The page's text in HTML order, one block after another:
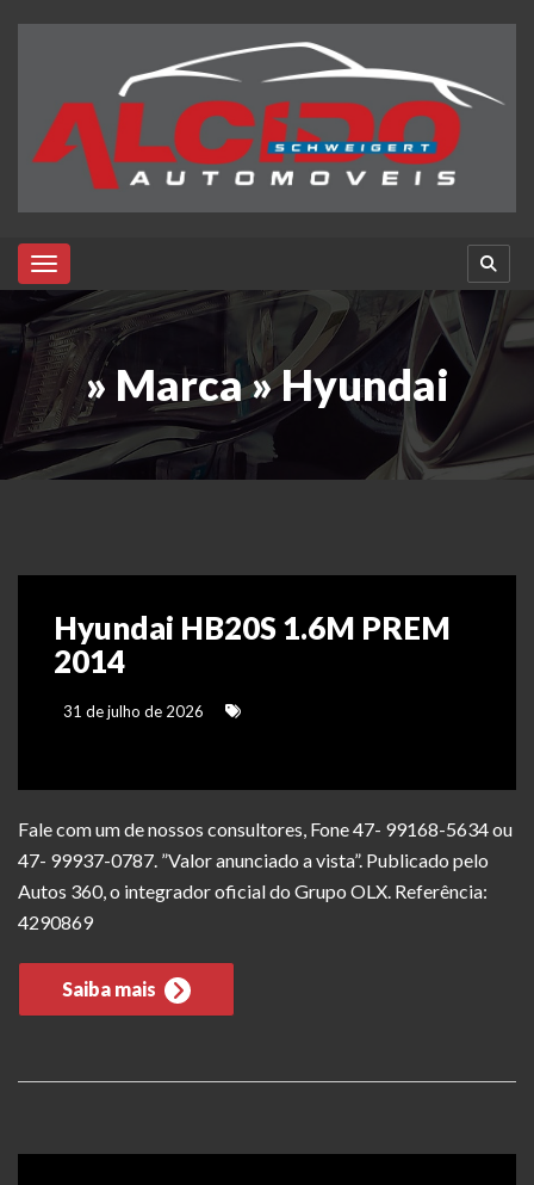
Toggle navigation
» Marca » Hyundai
Hyundai HB20S 1.6M PREM
2014
31 de julho de 2026
Fale com um de nossos consultores, Fone 47- 99168-5634 ou
47- 99937-0787. ”Valor anunciado a vista”. Publicado pelo
Autos 360, o integrador oficial do Grupo OLX. Referência:
4290869
Saiba mais